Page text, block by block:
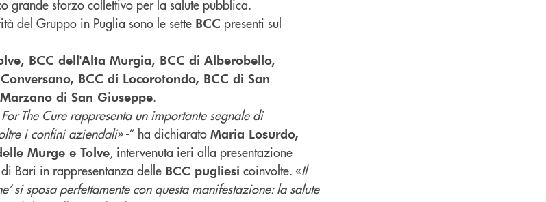
grande sforzo collettivo per la salute pubblica.
del Gruppo in Puglia sono le sette BCC presenti sul
BCC dell'Alta Murgia, BCC di Alberobello,
BCC di Locorotondo, BCC di San
di San Giuseppe.
The Cure rappresenta un importante segnale di
i confini aziendali» -” ha dichiarato Maria Losurdo,
Murge e Tolve, intervenuta ieri alla presentazione
Bari in rappresentanza delle BCC pugliesi coinvolte. «Il
si sposa perfettamente con questa manifestazione: la salute